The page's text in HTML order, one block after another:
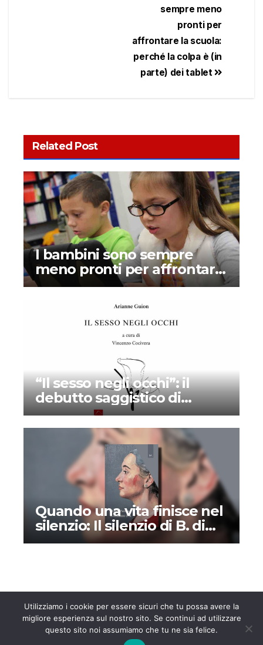
sempre meno
pronti per
affrontare la scuola:
perché la colpa è (in
parte) dei tablet
Related Post
I bambini sono sempre
meno pronti per affrontare
la scuola: perché la colpa è
“Il sesso negli occhi”: il
debutto saggistico di
Arianne Guion
Quando una vita finisce nel
silenzio: Il silenzio di B. di
Oliviero Italo Carugo
Notizie247.it
Utilizziamo i cookie per essere sicuri che tu possa avere la
migliore esperienza sul nostro sito. Se continui ad utilizzare
questo sito noi assumiamo che tu ne sia felice.